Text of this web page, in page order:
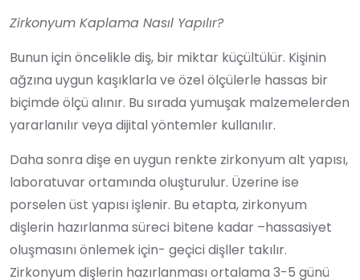
Zirkonyum Kaplama Nasıl Yapılır?
Bunun için öncelikle diş, bir miktar küçültülür. Kişinin
ağzına uygun kaşıklarla ve özel ölçülerle hassas bir
biçimde ölçü alınır. Bu sırada yumuşak malzemelerden
yararlanılır veya dijital yöntemler kullanılır.
Daha sonra dişe en uygun renkte zirkonyum alt yapısı,
laboratuvar ortamında oluşturulur. Üzerine ise
porselen üst yapısı işlenir. Bu etapta, zirkonyum
dişlerin hazırlanma süreci bitene kadar –hassasiyet
oluşmasını önlemek için- geçici dişller takılır.
Zirkonyum dişlerin hazırlanması ortalama 3-5 günü